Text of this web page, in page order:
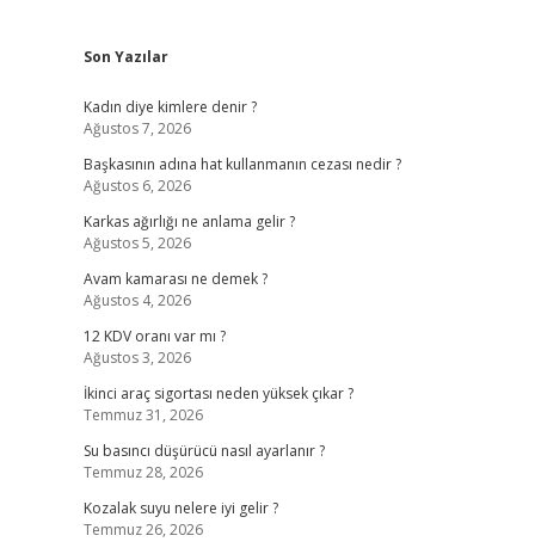
Sidebar
Son Yazılar
Kadın diye kimlere denir ?
Ağustos 7, 2026
Başkasının adına hat kullanmanın cezası nedir ?
Ağustos 6, 2026
Karkas ağırlığı ne anlama gelir ?
Ağustos 5, 2026
Avam kamarası ne demek ?
Ağustos 4, 2026
12 KDV oranı var mı ?
Ağustos 3, 2026
İkinci araç sigortası neden yüksek çıkar ?
Temmuz 31, 2026
Su basıncı düşürücü nasıl ayarlanır ?
Temmuz 28, 2026
Kozalak suyu nelere iyi gelir ?
Temmuz 26, 2026